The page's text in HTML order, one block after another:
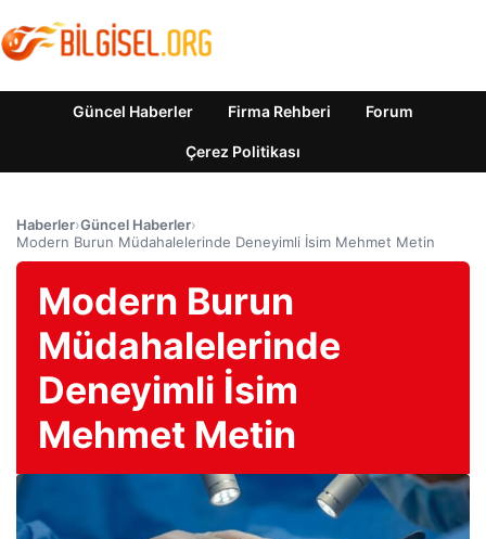
Güncel Haberler Firma Rehberi Forum
Çerez Politikası
Haberler›Güncel Haberler›
Modern Burun Müdahalelerinde Deneyimli İsim Mehmet Metin
Modern Burun
Müdahalelerinde
Deneyimli İsim
Mehmet Metin